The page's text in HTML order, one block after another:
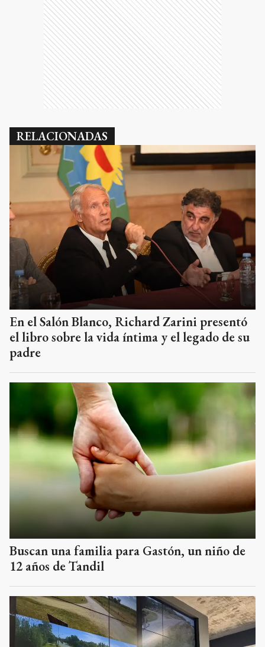
RELACIONADAS
En el Salón Blanco, Richard Zarini presentó
el libro sobre la vida íntima y el legado de su
padre
Buscan una familia para Gastón, un niño de
12 años de Tandil